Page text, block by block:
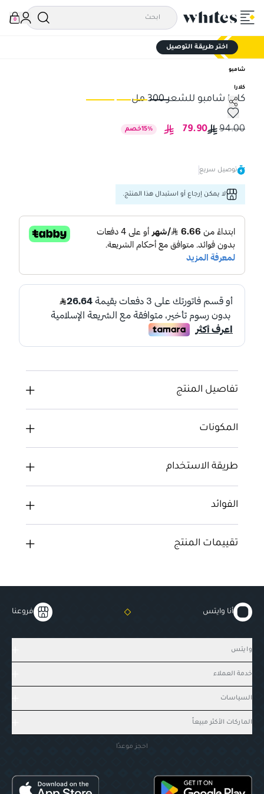
0
اختر طريقة التوصيل
شامبو
كلارا
كلارا شامبو للشعر 300 مل
كلارا شامبو للشعر 300 مل
94.00
79.90
15% خصم
توصيل سريع
لا يمكن إرجاع أو استبدال هذا المنتج.
تفاصيل المنتج
المكونات
طريقة الاستخدام
الفوائد
تقييمات المنتج
أنا وايتس فروعنا
وايتس
خدمة العملاء
السياسات
الماركات الأكثر مبيعاً
احجز موعدًا